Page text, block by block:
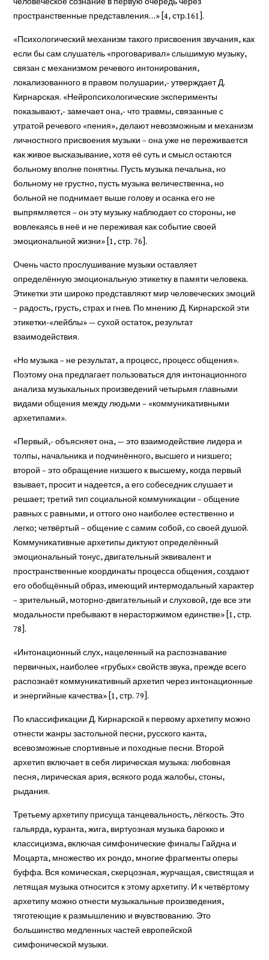
пространственные представления…» [4, стр.161].
«Психологический механизм такого присвоения звучания, как
если бы сам слушатель «проговаривал» слышимую музыку,
связан с механизмом речевого интонирования,
локализованного в правом полушарии,- утверждает Д.
Кирнарская. «Нейропсихологические эксперименты
показывают,- замечает она,- что травмы, связанные с
утратой речевого «пения», делают невозможным и механизм
личностного присвоения музыки – она уже не переживается
как живое высказывание, хотя её суть и смысл остаются
больному вполне понятны. Пусть музыка печальна, но
больному не грустно, пусть музыка величественна, но
больной не поднимает выше голову и осанка его не
выпрямляется – он эту музыку наблюдает со стороны, не
вовлекаясь в неё и не переживая как событие своей
эмоциональной жизни» [1, стр. 76].
Очень часто прослушивание музыки оставляет
определённую эмоциональную этикетку в памяти человека.
Этикетки эти широко представляют мир человеческих эмоций
– радость, грусть, страх и гнев. По мнению Д. Кирнарской эти
этикетки-«лейблы» — сухой остаток, результат
взаимодействия.
«Но музыка – не результат, а процесс, процесс общения».
Поэтому она предлагает пользоваться для интонационного
анализа музыкальных произведений четырьмя главными
видами общения между людьми – «коммуникативными
архетипами».
«Первый,- объясняет она, — это взаимодействие лидера и
толпы, начальника и подчинённого, высшего и низшего;
второй – это обращение низшего к высшему, когда первый
взывает, просит и надеется, а его собеседник слушает и
решает; третий тип социальной коммуникации – общение
равных с равными, и оттого оно наиболее естественно и
легко; четвёртый – общение с самим собой, со своей душой.
Коммуникативные архетипы диктуют определённый
эмоциональный тонус, двигательный эквивалент и
пространственные координаты процесса общения, создают
его обобщённый образ, имеющий интермодальный характер
– зрительный, моторно-двигательный и слуховой, где все эти
модальности пребывают в нерасторжимом единстве» [1, стр.
78].
«Интонационный слух, нацеленный на распознавание
первичных, наиболее «грубых» свойств звука, прежде всего
распознаёт коммуникативный архетип через интонационные
и энергийные качества» [1, стр. 79].
По классификации Д. Кирнарской к первому архетипу можно
отнести жанры застольной песни, русского канта,
всевозможные спортивные и походные песни. Второй
архетип включает в себя лирическая музыка: любовная
песня, лирическая ария, всякого рода жалобы, стоны,
рыдания.
Третьему архетипу присуща танцевальность, лёгкость. Это
гальярда, куранта, жига, виртуозная музыка барокко и
классицизма, включая симфонические финалы Гайдна и
Моцарта, множество их рондо, многие фрагменты оперы
буффа. Вся комическая, скерцозная, журчащая, свистящая и
летящая музыка относится к этому архетипу. И к четвёртому
архетипу можно отнести музыкальные произведения,
тяготеющие к размышлению и вчувствованию. Это
большинство медленных частей европейской
симфонической музыки.